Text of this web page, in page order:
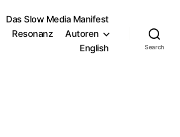
Das Slow Media Manifest
Resonanz
Autoren
English
Search